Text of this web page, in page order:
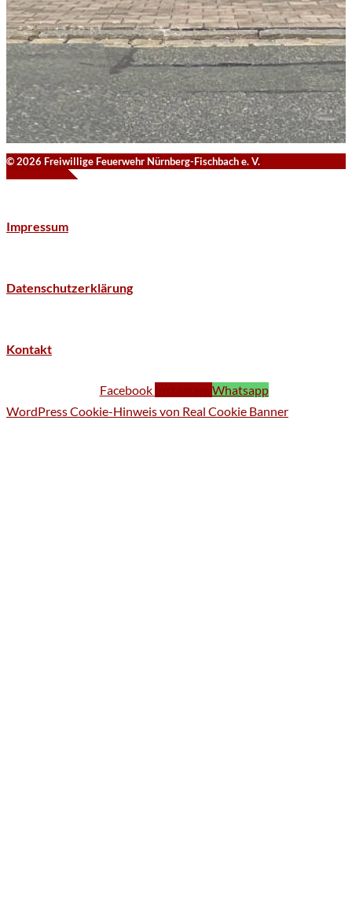
© 2026 Freiwillige Feuerwehr Nürnberg-Fischbach e. V.
Impressum
Datenschutzerklärung
Kontakt
Facebook
Whatsapp
WordPress Cookie-Hinweis von Real Cookie Banner